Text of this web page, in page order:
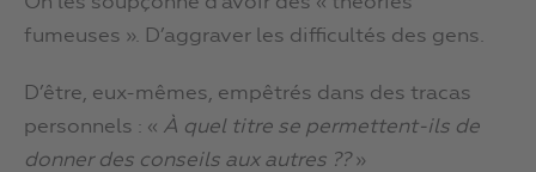
fumeuses ». D’aggraver les difficultés des gens.
D’être, eux-mêmes, empêtrés dans des tracas
personnels : « À quel titre se permettent-ils de
donner des conseils aux autres ??»